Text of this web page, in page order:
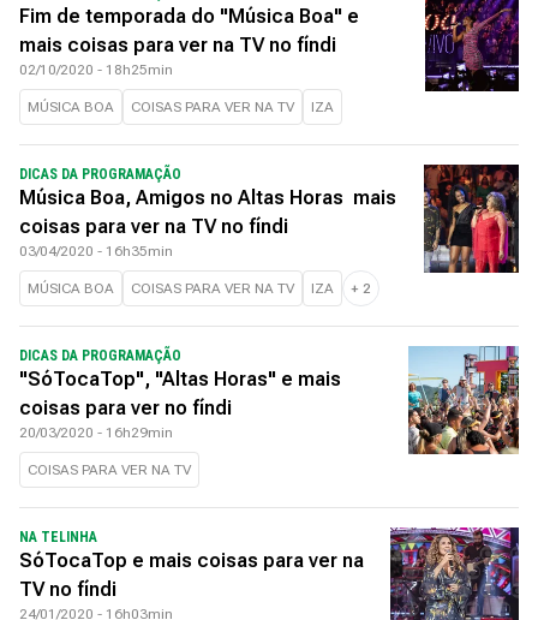
Fim de temporada do "Música Boa" e
mais coisas para ver na TV no fíndi
02/10/2020 - 18h25min
MÚSICA BOA COISAS PARA VER NA TV IZA
DICAS DA PROGRAMAÇÃO
Música Boa, Amigos no Altas Horas mais
coisas para ver na TV no fíndi
03/04/2020 - 16h35min
MÚSICA BOA COISAS PARA VER NA TV IZA + 2
DICAS DA PROGRAMAÇÃO
"SóTocaTop", "Altas Horas" e mais
coisas para ver no fíndi
20/03/2020 - 16h29min
COISAS PARA VER NA TV
NA TELINHA
SóTocaTop e mais coisas para ver na
TV no fíndi
24/01/2020 - 16h03min